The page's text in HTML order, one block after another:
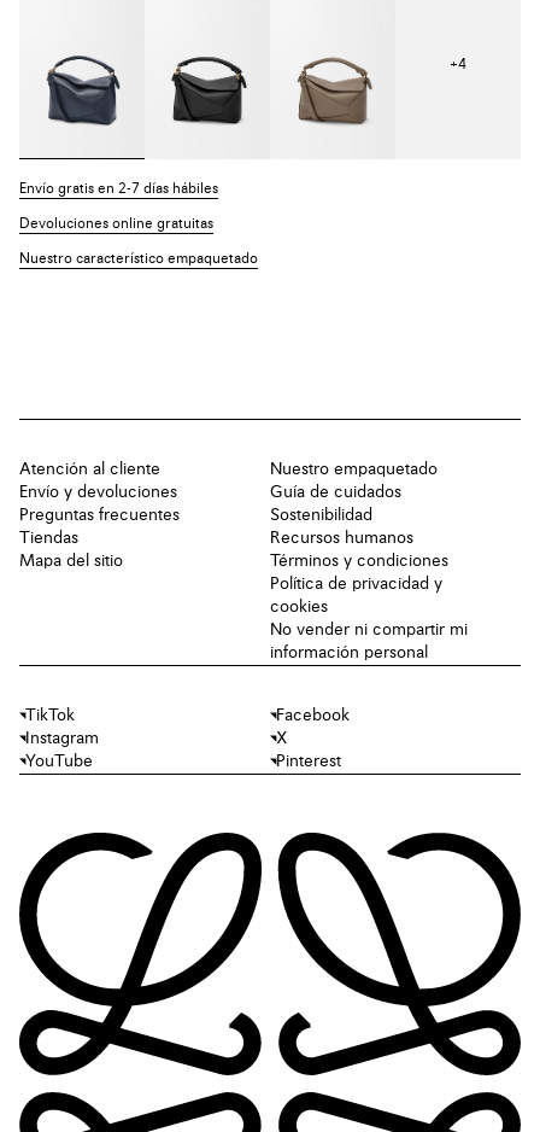
+4
Envío gratis en 2-7 días hábiles
Devoluciones online gratuitas
Nuestro característico empaquetado
Atención al cliente
Envío y devoluciones
Preguntas frecuentes
Tiendas
Mapa del sitio
Nuestro empaquetado
Guía de cuidados
Sostenibilidad
Recursos humanos
Términos y condiciones
Política de privacidad y
cookies
No vender ni compartir mi
información personal
TikTok
Facebook
Instagram
X
YouTube
Pinterest